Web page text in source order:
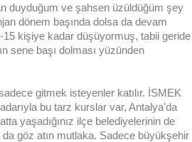
duyduğum ve şahsen üzüldüğüm şey
dönem başında dolsa da devam
kişiye kadar düşüyormuş, tabii geride
sene başı dolması yüzünden
gitmek isteyenler katılır. İSMEK
bu tarz kurslar var, Antalya'da
yaşadığınız ilçe belediyelerinin de
göz atın mutlaka. Sadece büyükşehir